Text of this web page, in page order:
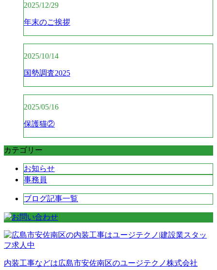
2025/12/29
年末のご挨拶
2025/10/14
国勢調査2025
2025/05/16
保護猫②
カテゴリー
お知らせ
事務員
ブログ記事一覧
内装工事などは広島市安佐南区のユージテクノ株式会社